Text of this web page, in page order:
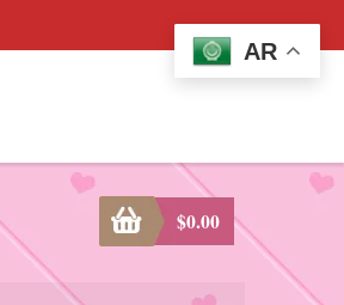
$0.00
AR